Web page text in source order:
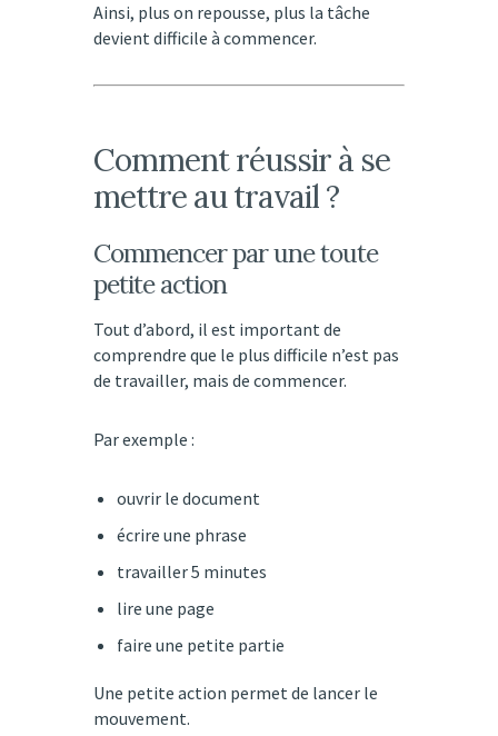
Ainsi, plus on repousse, plus la tâche
devient difficile à commencer.
Comment réussir à se
mettre au travail ?
Commencer par une toute
petite action
Tout d’abord, il est important de
comprendre que le plus difficile n’est pas
de travailler, mais de commencer.
Par exemple :
ouvrir le document
écrire une phrase
travailler 5 minutes
lire une page
faire une petite partie
Une petite action permet de lancer le
mouvement.